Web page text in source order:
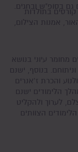
גם בסופ"ש ובחגים.
בתולדות
אמנות הצילום,
מחומר עיוני בנושא
בנוסף, ישנם
והכרת ז'אנרים
הלימודים ישנם
לערוך ולהקליט
הצוותים